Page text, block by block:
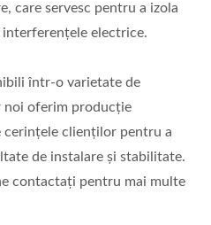
care servesc pentru a izola
electrice.
într-o varietate de
noi oferim producție
cerințele clienților pentru a
de instalare și stabilitate.
contactați pentru mai multe